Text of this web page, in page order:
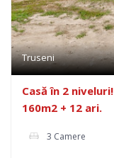
Truseni
Casă în 2
160m2 + 12 ari.
3 Camere